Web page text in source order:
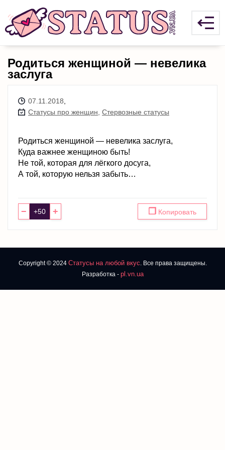
Родиться женщиной — невелика
заслуга
07.11.2018
Статусы про женщин Стервозные статусы
Родиться женщиной — невелика заслуга,
Куда важнее женщиною быть!
Не той, которая для лёгкого досуга,
А той, которую нельзя забыть…
− + ❐ Копировать
Copyright © 2024 Статусы на любой вкус. Все права защищены.
Разработка - pl.vn.ua